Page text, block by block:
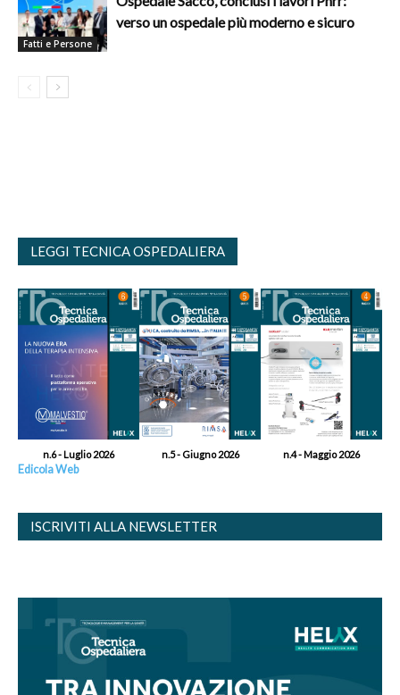
Fatti e Persone
verso un ospedale più moderno e sicuro
LEGGI TECNICA OSPEDALIERA
n.6 - Luglio 2026 n.5 - Giugno 2026 n.4 - Maggio 2026
Edicola Web
ISCRIVITI ALLA NEWSLETTER